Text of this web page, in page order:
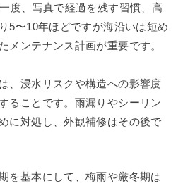
度、写真で経過を残す習慣、高
5〜10年ほどですが海沿いは短め
メンテナンス計画が重要です。
、浸水リスクや構造への影響度
ることです。雨漏りやシーリン
に対処し、外観補修はその後で
を基本にして、梅雨や厳冬期は